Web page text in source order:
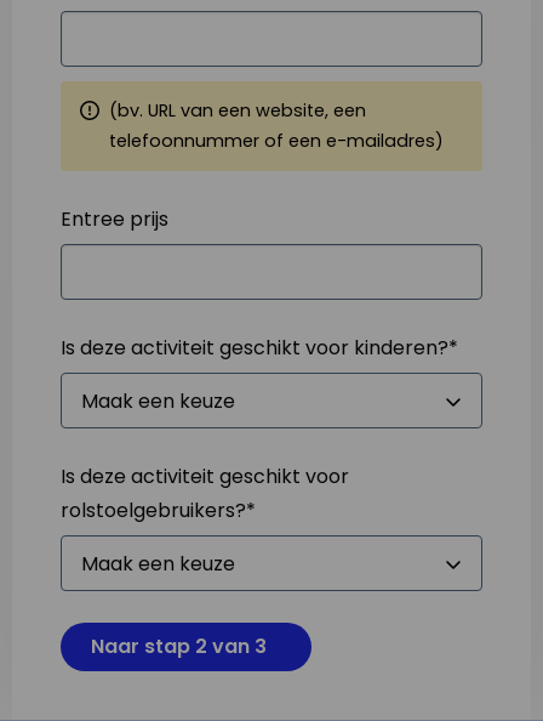
(bv. URL van een website, een
telefoonnummer of een e-mailadres)
Entree prijs
Is deze activiteit geschikt voor kinderen?*
Is deze activiteit geschikt voor
rolstoelgebruikers?*